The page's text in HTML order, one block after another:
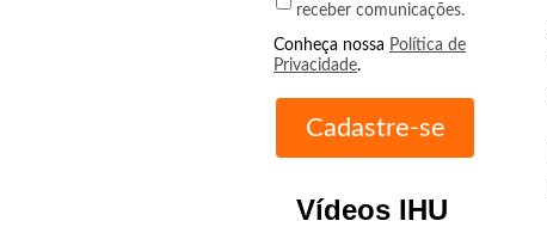
receber comunicações.
Conheça nossa Política de
Privacidade.
Vídeos IHU